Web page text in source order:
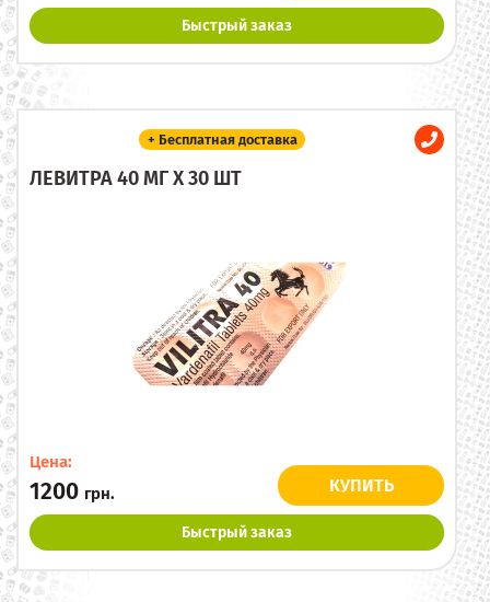
Быстрый заказ
+ Бесплатная доставка
ЛЕВИТРА 40 МГ X 30 ШТ
Цена:
1200 грн. КУПИТЬ
Быстрый заказ